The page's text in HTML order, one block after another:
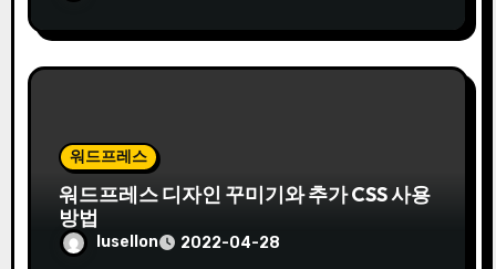
워드프레스
워드프레스 디자인 꾸미기와 추가 CSS 사용
방법
lusellon 2022-04-28